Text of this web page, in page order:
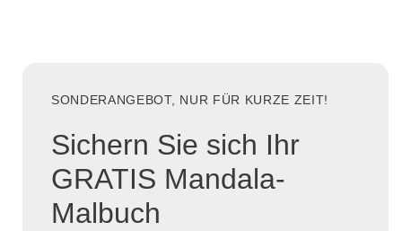
SONDERANGEBOT, NUR FÜR KURZE ZEIT!
Sichern Sie sich Ihr
GRATIS Mandala-
Malbuch